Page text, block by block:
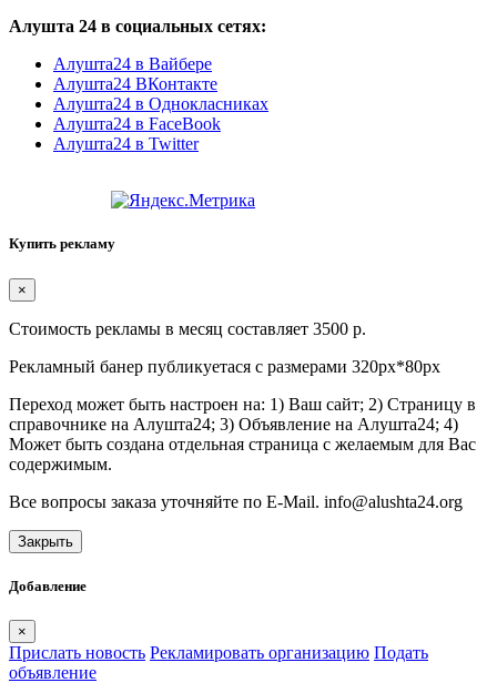
Алушта 24 в социальных сетях:
Алушта24 в Вайбере
Алушта24 ВКонтакте
Алушта24 в Однокласниках
Алушта24 в FaceBook
Алушта24 в Twitter
Купить рекламу
×
Стоимость рекламы в месяц составляет 3500 р.
Рекламный банер публикуетася с размерами 320px*80px
Переход может быть настроен на: 1) Ваш сайт; 2) Страницу в
справочнике на Алушта24; 3) Объявление на Алушта24; 4)
Может быть создана отдельная страница с желаемым для Вас
содержимым.
Все вопросы заказа уточняйте по E-Mail. info@alushta24.org
Закрыть
Добавление
×
Прислать новость Рекламировать организацию Подать
объявление